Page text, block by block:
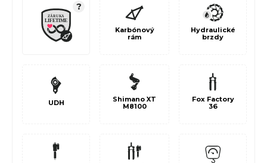
?
Karbónový
rám
Hydraulické
brzdy
UDH
Shimano XT
M8100
Fox Factory
36